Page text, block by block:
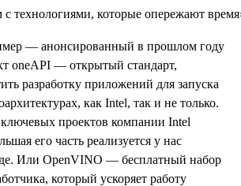
— анонсированный в прошлом году
oneAPI — открытый стандарт,
разработку приложений для запуска
как Intel, так и не только.
проектов компании Intel
его часть реализуется у нас
Или OpenVINO — бесплатный набор
который ускоряет работу